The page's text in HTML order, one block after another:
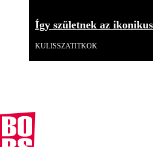
Így születnek az
KULISSZATITKOK